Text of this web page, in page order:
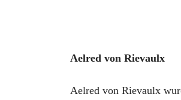
Aelred von Rievaulx
Aelred von Rievaulx